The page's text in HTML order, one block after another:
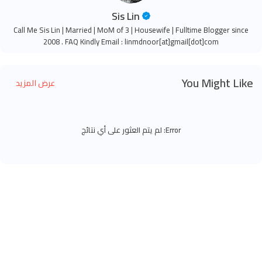
Sis Lin
Call Me Sis Lin | Married | MoM of 3 | Housewife | Fulltime Blogger since
2008 . FAQ Kindly Email : linmdnoor[at]gmail[dot]com
You Might Like عرض المزيد
Error: لم يتم العثور على أي نتائج